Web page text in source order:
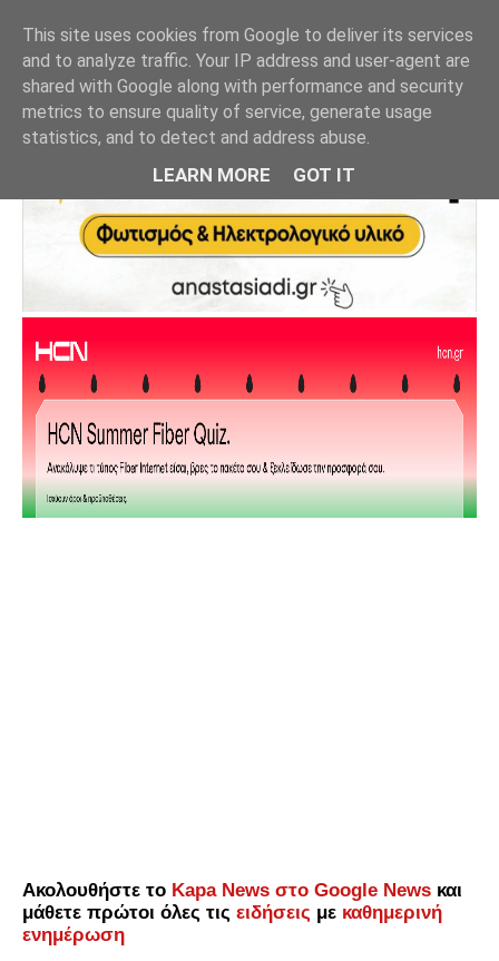
Ακολουθήστε το Kapa News στο Google News και
μάθετε πρώτοι όλες τις ειδήσεις με καθημερινή
ενημέρωση
This site uses cookies from Google to deliver its services
and to analyze traffic. Your IP address and user-agent are
shared with Google along with performance and security
metrics to ensure quality of service, generate usage
statistics, and to detect and address abuse.
LEARN MORE GOT IT